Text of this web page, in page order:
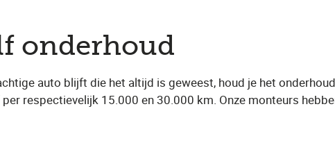
onderhoud
auto blijft die het altijd is geweest, houd je het
respectievelijk 15.000 en 30.000 km. Onze monteurs